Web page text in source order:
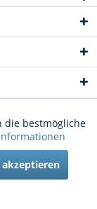
und ggf.
Aktiv
Aktiv
die bestmögliche
akzeptieren